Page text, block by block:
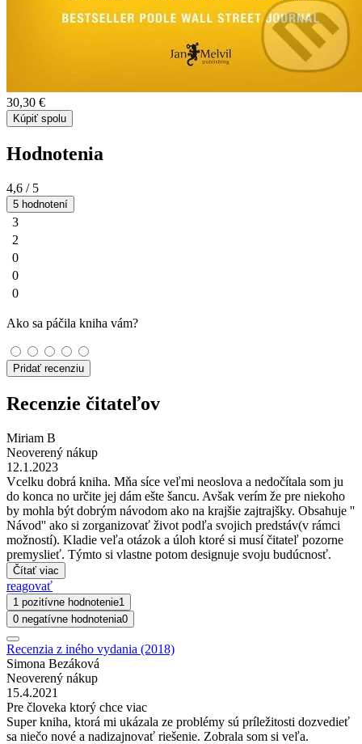
30,30 €
Kúpiť spolu
Hodnotenia
4,6 / 5
5 hodnotení
3
2
0
0
0
Ako sa páčila kniha vám?
Pridať recenziu
Recenzie čitateľov
Miriam B
Neoverený nákup
12.1.2023
Vcelku dobrá kniha. Mňa síce veľmi neoslova a nedočítala som ju
do konca no určite jej dám ešte šancu. Avšak verím že pre niekoho
by mohla být dobrým návodom ako na krajšie zajtrajšky. Obsahuje ''
Návod'' ako si zorganizovať život podľa svojich predstáv(v rámci
možností). Kladie veľa otázok a úloh ktoré si musí čitateľ pozorne
premyslieť. Týmto si vlastne potom designuje svoju budúcnosť.
Čítať viac
reagovať
1 pozitívne hodnotenie1
0 negatívne hodnotenia0
Recenzia z iného vydania (2018)
Simona Bezáková
Neoverený nákup
15.4.2021
Pre človeka ktorý chce viac
Super kniha, ktorá mi ukázala ze problémy sú príležitosti dozvedieť
sa niečo nové a nadizajnovať riešenie. Zobrala som si veľa.